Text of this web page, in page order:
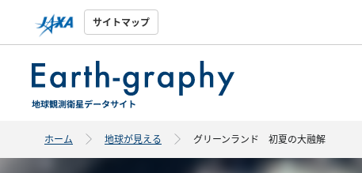
サイトマップ
ホーム 地球が見える グリーンランド 初夏の大融解